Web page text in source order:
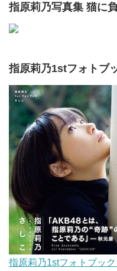
指原莉乃写真集 猫に
指原莉乃1stフォトブ
指原莉乃1stフォトブッ